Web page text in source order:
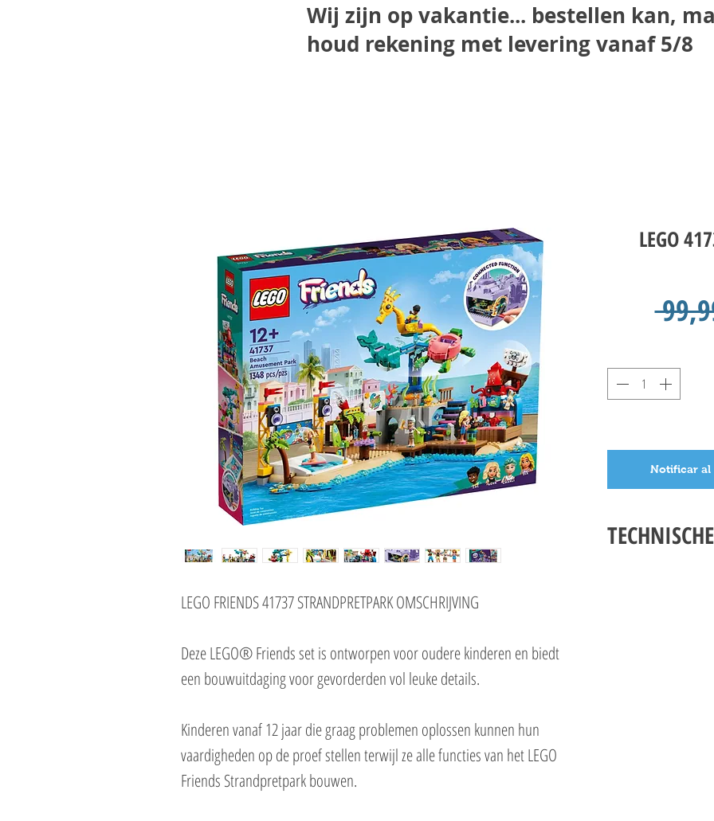
Wij zijn op vakantie... bestellen kan,
houd rekening met levering vanaf 5/8
LEGO FRIENDS 41737 STRANDPRETPARK OMSCHRIJVING
Deze LEGO® Friends set is ontworpen voor oudere kinderen en biedt
een bouwuitdaging voor gevorderden vol leuke details.
Kinderen vanaf 12 jaar die graag problemen oplossen kunnen hun
vaardigheden op de proef stellen terwijl ze alle functies van het LEGO
Friends Strandpretpark bouwen.
LEGO
Notificar al